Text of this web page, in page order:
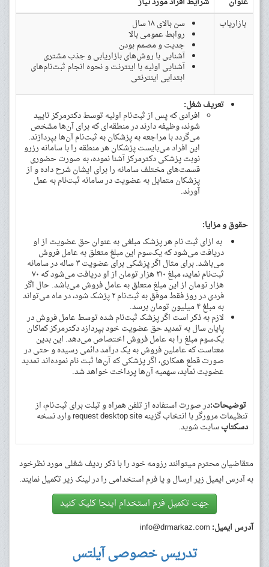
بازاریاب
سن بالای ۱۸ سال
روابط عمومی بالا
جدیت و مصمم بودن
آشنایی با روش‌های بازاریابی و جذب مشتری
آشنایی اولیه با اینترنت و نحوه انجام ثبت‌نام‌های
ابتدایی اینترنتی
تعریف شغل:
افرادی که پس از ثبت‌نام اولیه توسط دکترمرکز تایید
شوند، وظیفه دارند در منطقه‌ای که برای آن‌ها مشخص
می‌گردد با مراجعه به پزشکان به ثبت‌نام آن‌ها بپردازند.
این افراد می‌بایست پزشکان هر منطقه را با سامانه رزرو
نوبت پزشکی دکترمرکز آشنا نموده، به صورت حضوری
قسمت‌های مختلف سامانه را برای ایشان شرح داده و از
پزشکان متمایل به عضویت در سامانه ثبت‌نام به عمل
آورند.
حقوق و مزایا:
به ازای ثبت نام هر پزشک مبلغی به عنوان حق عضویت از او
دریافت می‌شود که یک‌سوم این مبلغ متعلق به عامل فروش
می‌باشد. برای مثال اگر پزشکی برای عضویت ۳ ساله در سامانه
ثبت‌نام نماید، مبلغ ۲۱۰ هزار تومان از او دریافت می‌شود که ۷۰
هزار تومان از این مبلغ متعلق به عامل فروش می‌باشد. حال اگر
فردی در روز فقط موفق به ثبت‌نام ۲ پزشک شود، در ماه می‌تواند
به مبلغ ۴ میلیون تومان برسد.
لازم به ذکر است اگر پزشک ثبت‌نام شده توسط عامل فروش در
پایان سال به تمدید حق عضویت خود بپردازد دکترمرکز کماکان
یک‌سوم مبلغ را به عامل فروش اختصاص می‌دهد. این بدین
معناست که عاملین فروش به یک درآمد دائمی رسیده و حتی در
صورت قطع همکاری، اگر پزشکی که آن‌ها ثبت نام نموده‌اند تمدید
عضویت نماید، سهمیه آن‌ها پرداخت خواهد شد.
توضیحات:در صورت استفاده از تلفن همراه و تبلت برای ثبت‌نام، از
تنظیمات مرورگر با انتخاب گزینه request desktop site وارد نسخه
دسکتاپسایت شوید.
متقاضیان محترم میتوانند رزومه خود را با ذکر ردیف شغلی مورد نظرخود
به آدرس ایمیل زیر ارسال و یا فرم استخدامی را در لینک زیر تکمیل نمایند.
جهت تکمیل فرم استخدام اینجا کلیک کنید
آدرس ایمیل: info@drmarkaz.com
تدریس خصوصی آیلتس